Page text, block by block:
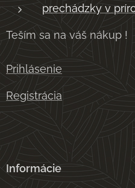
prechádzky v
Teším sa na váš nákup !
Prihlásenie
Registrácia
Informácie